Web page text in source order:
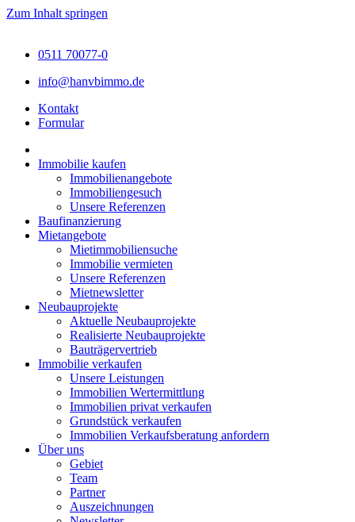
Zum Inhalt springen
0511 70077-0
info@hanvbimmo.de
Kontakt
Formular
Immobilie kaufen
Immobilienangebote
Immobiliengesuch
Unsere Referenzen
Baufinanzierung
Mietangebote
Mietimmobiliensuche
Immobilie vermieten
Unsere Referenzen
Mietnewsletter
Neubauprojekte
Aktuelle Neubauprojekte
Realisierte Neubauprojekte
Bauträgervertrieb
Immobilie verkaufen
Unsere Leistungen
Immobilien Wertermittlung
Immobilien privat verkaufen
Grundstück verkaufen
Immobilien Verkaufsberatung anfordern
Über uns
Gebiet
Team
Partner
Auszeichnungen